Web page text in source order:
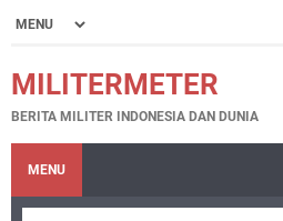
MILITERMETER
BERITA MILITER INDONESIA DAN DUNIA
MENU